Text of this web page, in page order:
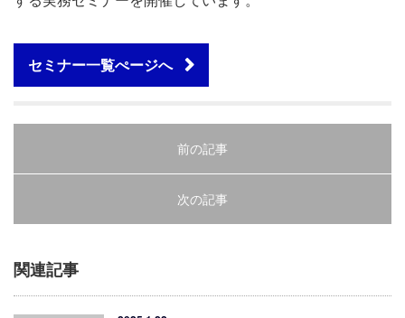
セミナー一覧ぺージへ
前の記事
次の記事
関連記事